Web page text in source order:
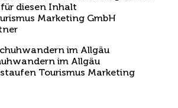
diesen Inhalt
Marketing GmbH
im Allgäu
Tourismus Marketing